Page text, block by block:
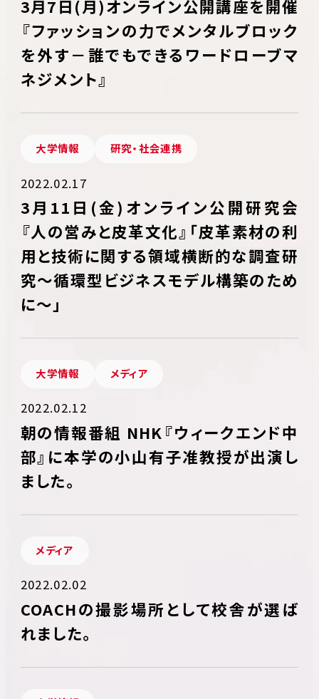
3月7日(月)オンライン公開講座を開催
『ファッションの力でメンタルブロック
を外す－誰でもできるワードローブマ
ネジメント』
大学情報 研究・社会連携
2022.02.17
3月11日(金)オンライン公開研究会
『人の営みと皮革文化』「皮革素材の利
用と技術に関する領域横断的な調査研
究～循環型ビジネスモデル構築のため
に～」
大学情報 メディア
2022.02.12
朝の情報番組 NHK『ウィークエンド中
部』に本学の小山有子准教授が出演し
ました。
メディア
2022.02.02
COACHの撮影場所として校舎が選ば
れました。